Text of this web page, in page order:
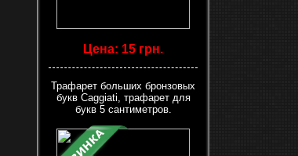
Цена: 15 грн.
Трафарет больших бронзовых
букв Caggiati, трафарет для
букв 5 сантиметров.